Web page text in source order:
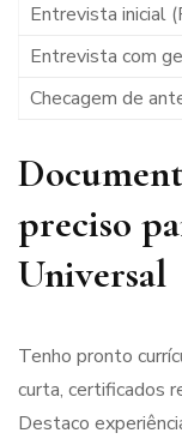
Entrevista inicial
Entrevista com
Checagem de
preciso
Universal
Tenho pronto
curta, certificados
Destaco